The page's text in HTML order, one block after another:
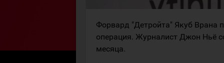
Форвард "Детройта" Якуб Врана
операция. Журналист Джон Ньё
месяца.